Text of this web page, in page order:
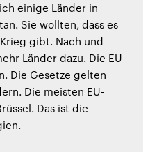
einige Länder in
Sie wollten, dass es
gibt. Nach und
Länder dazu. Die EU
Die Gesetze gelten
Die meisten EU-
Das ist die